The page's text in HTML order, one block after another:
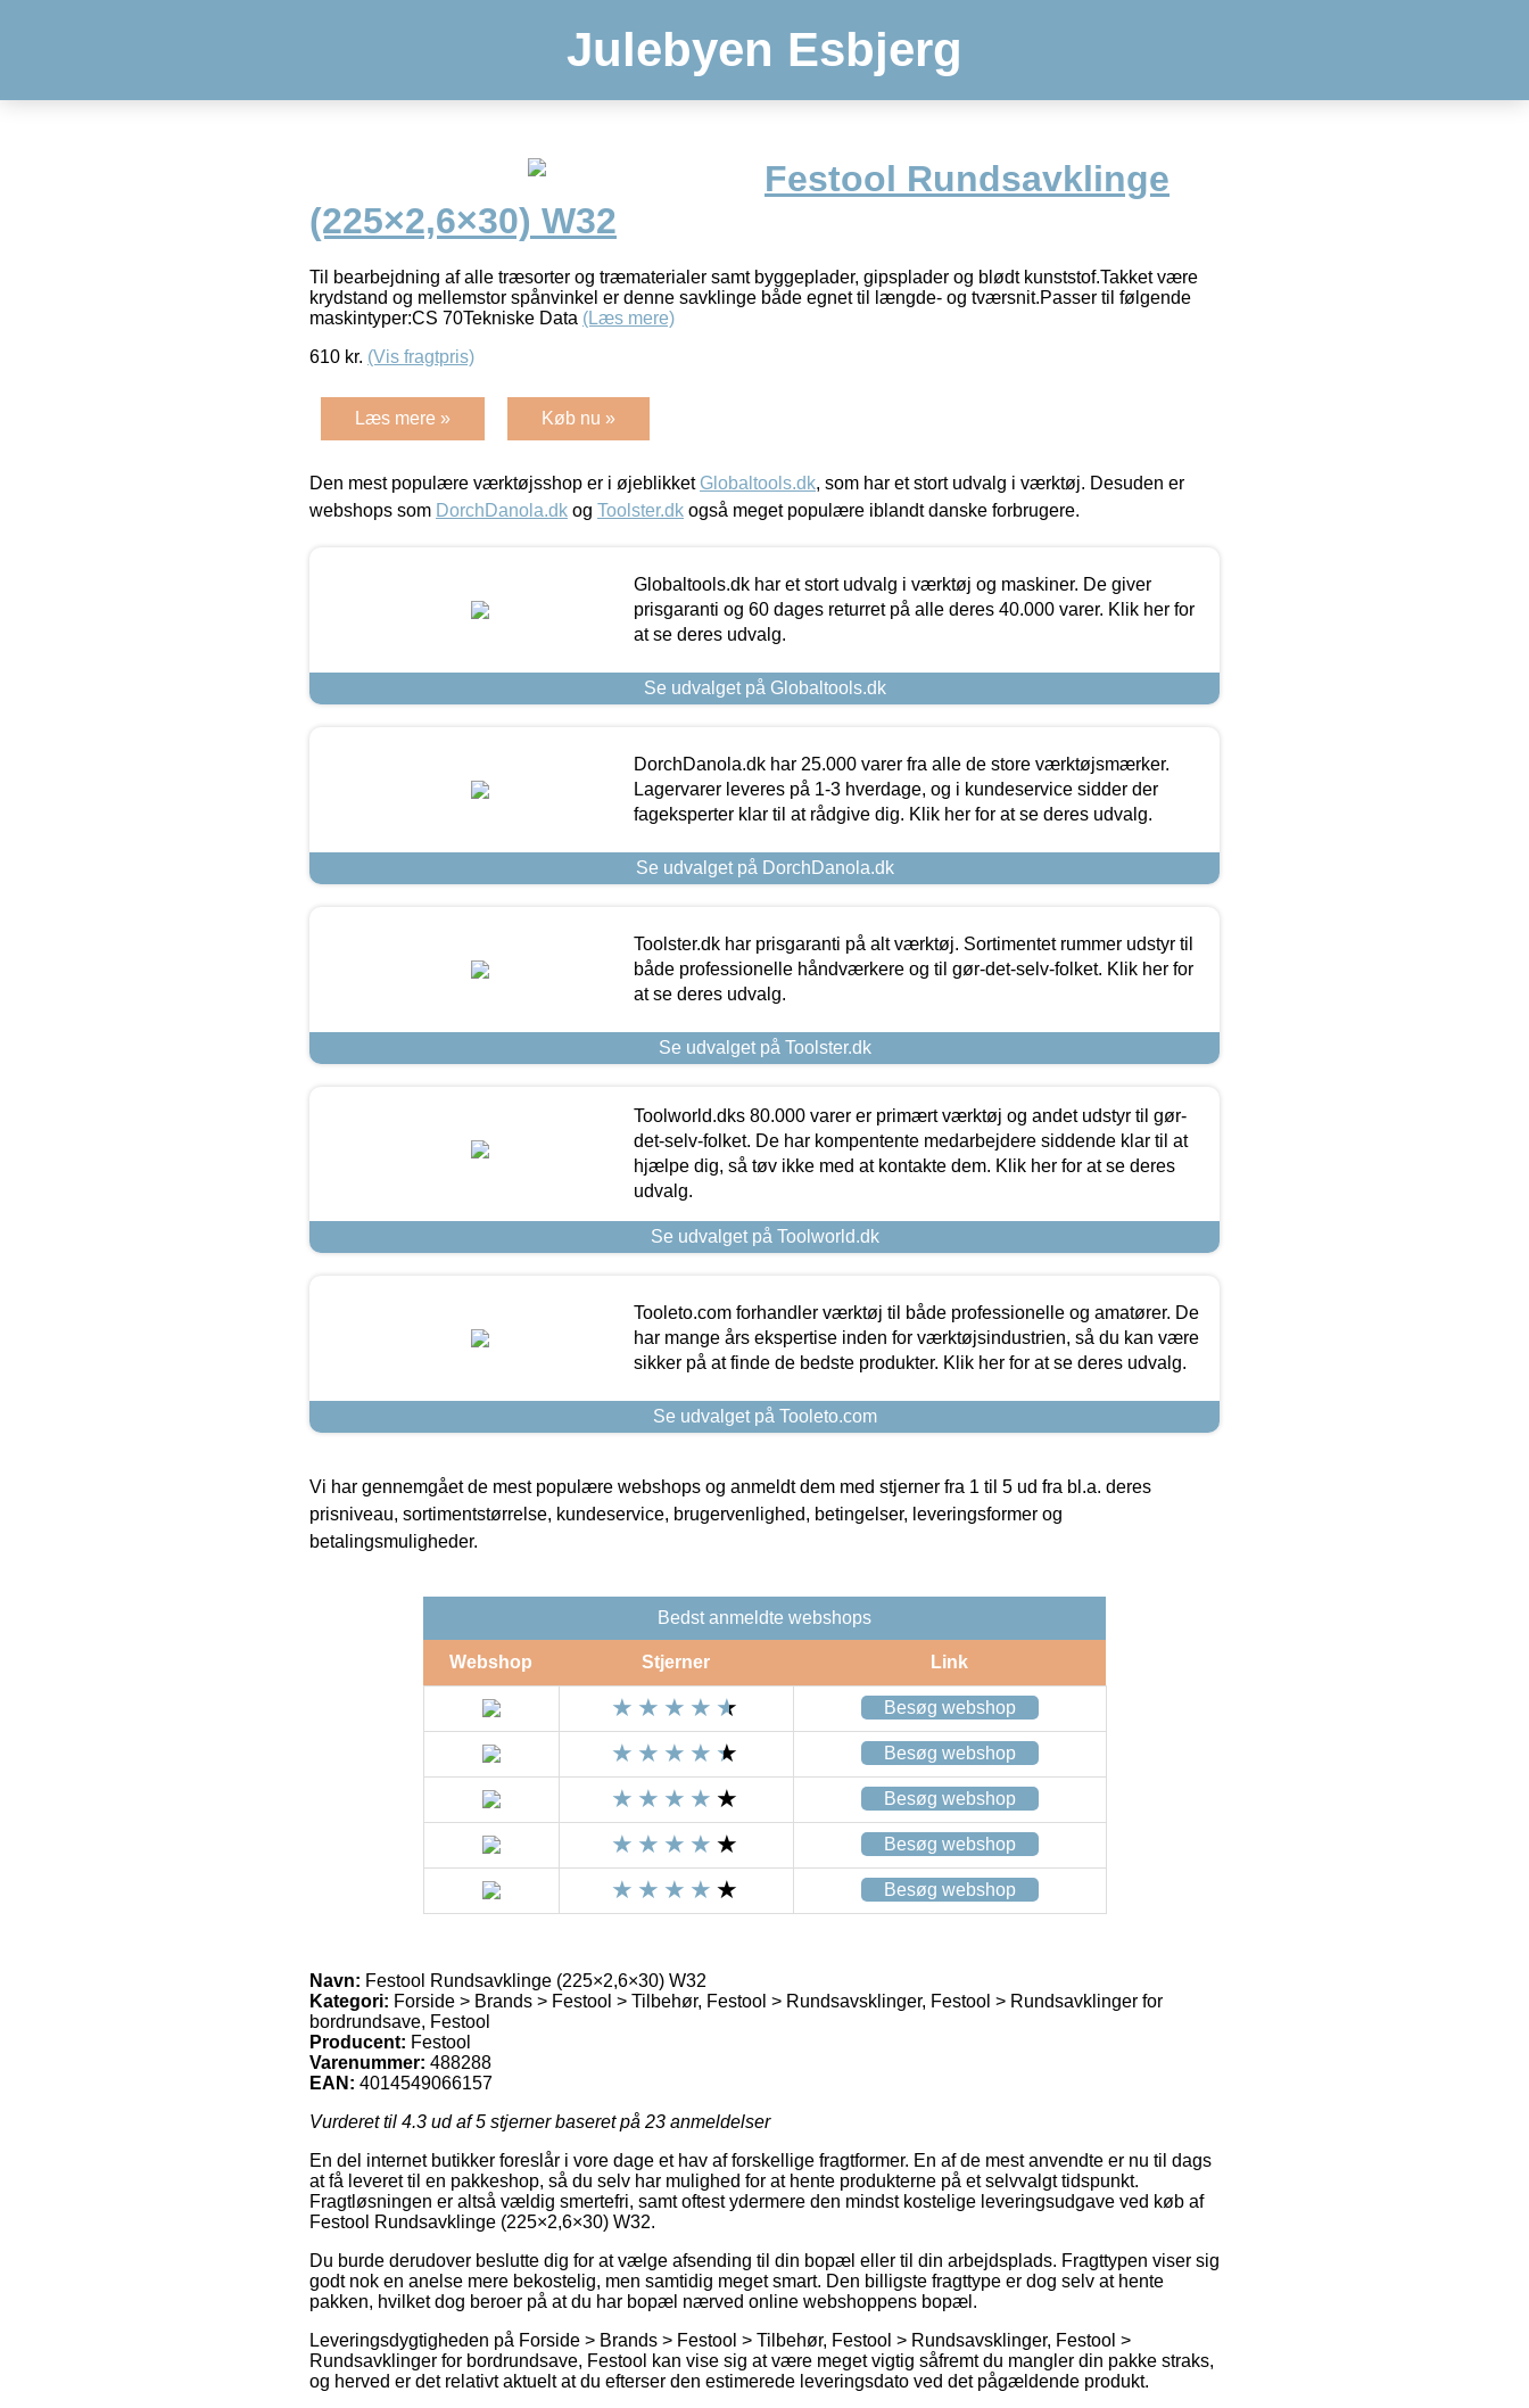
Julebyen Esbjerg
Festool Rundsavklinge
(225×2,6×30) W32
Til bearbejdning af alle træsorter og træmaterialer samt byggeplader, gipsplader og blødt kunststof.Takket være
krydstand og mellemstor spånvinkel er denne savklinge både egnet til længde- og tværsnit.Passer til følgende
maskintyper:CS 70Tekniske Data (Læs mere)
610 kr. (Vis fragtpris)
Læs mere » Køb nu »
Den mest populære værktøjsshop er i øjeblikket Globaltools.dk, som har et stort udvalg i værktøj. Desuden er
webshops som DorchDanola.dk og Toolster.dk også meget populære iblandt danske forbrugere.
Globaltools.dk har et stort udvalg i værktøj og maskiner. De giver
prisgaranti og 60 dages returret på alle deres 40.000 varer. Klik her for
at se deres udvalg.
Se udvalget på Globaltools.dk
DorchDanola.dk har 25.000 varer fra alle de store værktøjsmærker.
Lagervarer leveres på 1-3 hverdage, og i kundeservice sidder der
fageksperter klar til at rådgive dig. Klik her for at se deres udvalg.
Se udvalget på DorchDanola.dk
Toolster.dk har prisgaranti på alt værktøj. Sortimentet rummer udstyr til
både professionelle håndværkere og til gør-det-selv-folket. Klik her for
at se deres udvalg.
Se udvalget på Toolster.dk
Toolworld.dks 80.000 varer er primært værktøj og andet udstyr til gør-
det-selv-folket. De har kompentente medarbejdere siddende klar til at
hjælpe dig, så tøv ikke med at kontakte dem. Klik her for at se deres
udvalg.
Se udvalget på Toolworld.dk
Tooleto.com forhandler værktøj til både professionelle og amatører. De
har mange års ekspertise inden for værktøjsindustrien, så du kan være
sikker på at finde de bedste produkter. Klik her for at se deres udvalg.
Se udvalget på Tooleto.com
Vi har gennemgået de mest populære webshops og anmeldt dem med stjerner fra 1 til 5 ud fra bl.a. deres
prisniveau, sortimentstørrelse, kundeservice, brugervenlighed, betingelser, leveringsformer og
betalingsmuligheder.
Bedst anmeldte webshops
Webshop Stjerner Link
Besøg webshop
Besøg webshop
Besøg webshop
Besøg webshop
Besøg webshop
Navn: Festool Rundsavklinge (225×2,6×30) W32
Kategori: Forside > Brands > Festool > Tilbehør, Festool > Rundsavsklinger, Festool > Rundsavklinger for
bordrundsave, Festool
Producent: Festool
Varenummer: 488288
EAN: 4014549066157
Vurderet til 4.3 ud af 5 stjerner baseret på 23 anmeldelser
En del internet butikker foreslår i vore dage et hav af forskellige fragtformer. En af de mest anvendte er nu til dags
at få leveret til en pakkeshop, så du selv har mulighed for at hente produkterne på et selvvalgt tidspunkt.
Fragtløsningen er altså vældig smertefri, samt oftest ydermere den mindst kostelige leveringsudgave ved køb af
Festool Rundsavklinge (225×2,6×30) W32.
Du burde derudover beslutte dig for at vælge afsending til din bopæl eller til din arbejdsplads. Fragttypen viser sig
godt nok en anelse mere bekostelig, men samtidig meget smart. Den billigste fragttype er dog selv at hente
pakken, hvilket dog beroer på at du har bopæl nærved online webshoppens bopæl.
Leveringsdygtigheden på Forside > Brands > Festool > Tilbehør, Festool > Rundsavsklinger, Festool >
Rundsavklinger for bordrundsave, Festool kan vise sig at være meget vigtig såfremt du mangler din pakke straks,
og herved er det relativt aktuelt at du efterser den estimerede leveringsdato ved det pågældende produkt.